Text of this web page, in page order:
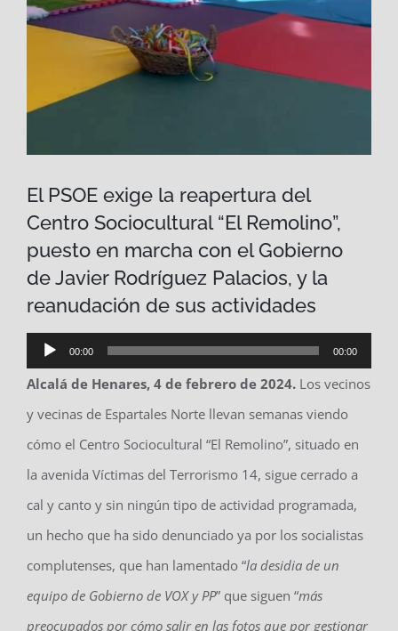
El PSOE exige la reapertura del
Centro Sociocultural “El Remolino”,
puesto en marcha con el Gobierno
de Javier Rodríguez Palacios, y la
reanudación de sus actividades
Reproductor
de
audio
00:00 00:00
Alcalá de Henares, 4 de febrero de 2024. Los vecinos
y vecinas de Espartales Norte llevan semanas viendo
cómo el Centro Sociocultural “El Remolino”, situado en
la avenida Víctimas del Terrorismo 14, sigue cerrado a
cal y canto y sin ningún tipo de actividad programada,
un hecho que ha sido denunciado ya por los socialistas
complutenses, que han lamentado “la desidia de un
equipo de Gobierno de VOX y PP” que siguen “más
preocupados por cómo salir en las fotos que por gestionar